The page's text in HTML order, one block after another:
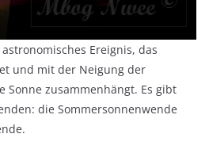
Ereignis, das
und mit der Neigung der
Sonne zusammenhängt. Es gibt
die Sommersonnenwende